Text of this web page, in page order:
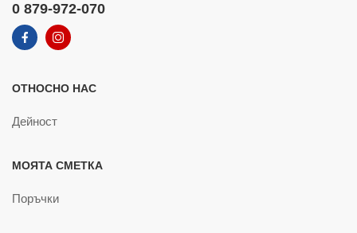
0 879-972-070
ОТНОСНО НАС
Дейност
МОЯТА СМЕТКА
Поръчки